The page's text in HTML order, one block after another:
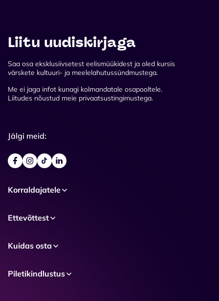
Liitu uudiskirjaga
Saa osa eksklusiivsetest eelismüükidest ja oled kursis
värskete kultuuri- ja meelelahutussündmustega.
Me ei jaga infot kunagi kolmandatale osapooltele.
Liitudes nõustud meie privaatsustingimustega.
Jälgi meid:
Korraldajatele
Ettevõttest
Kuidas osta
Piletikindlustus